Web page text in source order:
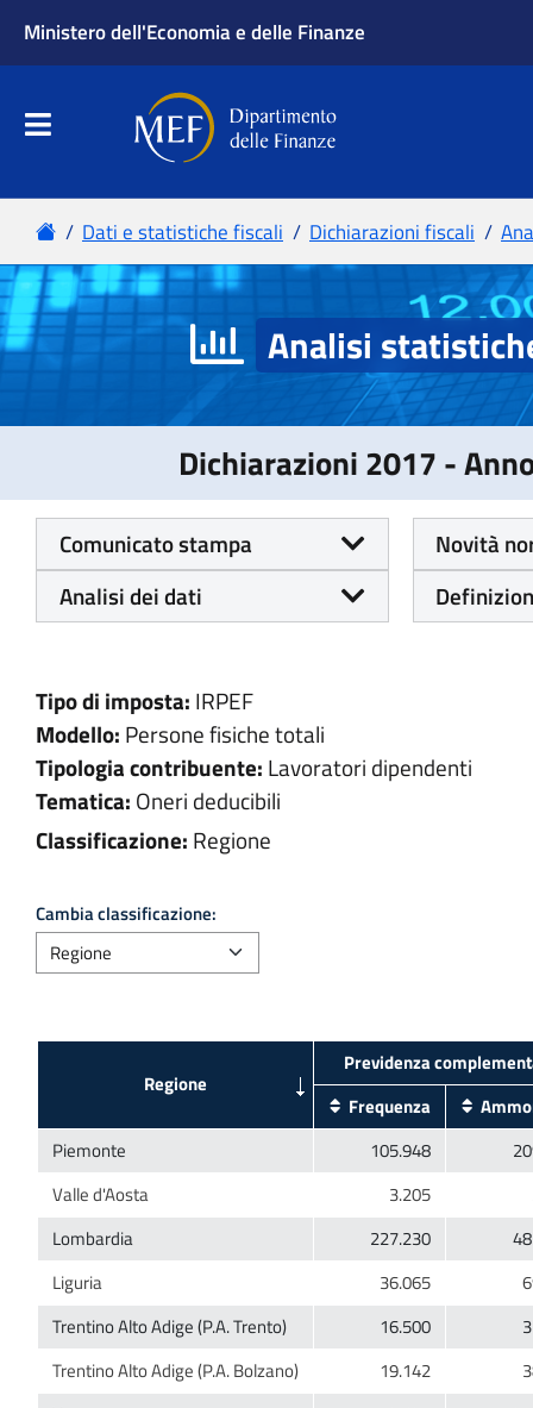
Analisi
Dichiarazioni 2017 -
Comunicato stampa
Novità
Analisi dei dati
Tipo di imposta: IRPEF
Modello: Persone fisiche totali
Tipologia contribuente: Lavoratori dipendenti
Tematica: Oneri deducibili
Classificazione: Regione
Cambia classificazione: